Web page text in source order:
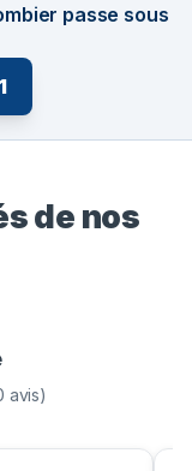
passe sous
de nos
avis)